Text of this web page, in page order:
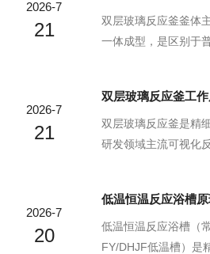
作为参考，梳理完整
厂家基础生产实力，
清洗难度。若清洗不
批次实验产物、堵塞
落地的高效清洗方案
备。一、双层玻璃反
空间限制，无法...
2026-7
21
双层玻璃反应釜釜体
一体成型，是区别于
实验室、医药、精细
统梳理高硼硅玻璃材
耐温、耐压技术标准
膨胀系数，抗冷热冲
仅3.3×10⁻⁶/K，远低
2026-7
21
双层玻璃反应釜是精
研发领域主流可视化
握基础使用流程，却
辑、温控真空联动要
体结构出发，拆解夹
2026-7
20
低温恒温反应浴槽（
FY/DHJF低温槽）是